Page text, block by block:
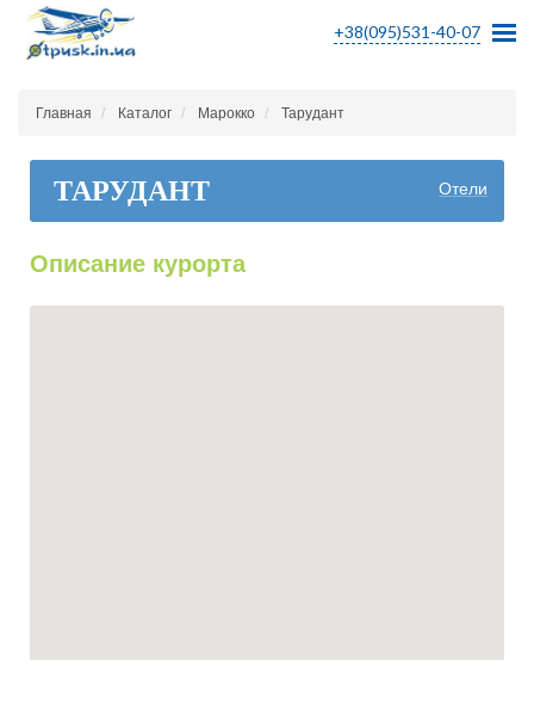
+38(095)531-40-07
Главная Каталог Марокко Тарудант
ТАРУДАНТ Отели
Описание курорта